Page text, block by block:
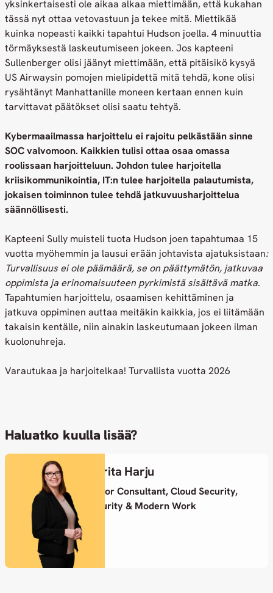
yksinkertaisesti ole aikaa alkaa miettimään, että kukahan
tässä nyt ottaa vetovastuun ja tekee mitä. Miettikää
kuinka nopeasti kaikki tapahtui Hudson joella. 4 minuuttia
törmäyksestä laskeutumiseen jokeen. Jos kapteeni
Sullenberger olisi jäänyt miettimään, että pitäisikö kysyä
US Airwaysin pomojen mielipidettä mitä tehdä, kone olisi
rysähtänyt Manhattanille moneen kertaan ennen kuin
tarvittavat päätökset olisi saatu tehtyä.
Kybermaailmassa harjoittelu ei rajoitu pelkästään sinne
SOC valvomoon. Kaikkien tulisi ottaa osaa omassa
roolissaan harjoitteluun. Johdon tulee harjoitella
kriisikommunikointia, IT:n tulee harjoitella palautumista,
jokaisen toiminnon tulee tehdä jatkuvuusharjoittelua
säännöllisesti.
Kapteeni Sully muisteli tuota Hudson joen tapahtumaa 15
vuotta myöhemmin ja lausui erään johtavista ajatuksistaan:
Turvallisuus ei ole päämäärä, se on päättymätön, jatkuvaa
oppimista ja erinomaisuuteen pyrkimistä sisältävä matka.
Tapahtumien harjoittelu, osaamisen kehittäminen ja
jatkuva oppiminen auttaa meitäkin kaikkia, jos ei liitämään
takaisin kentälle, niin ainakin laskeutumaan jokeen ilman
kuolonuhreja.
Varautukaa ja harjoitelkaa! Turvallista vuotta 2026
Haluatko kuulla lisää?
Marita Harju
Senior Consultant, Cloud Security,
Security & Modern Work